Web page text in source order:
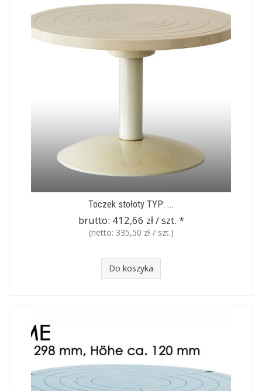
Toczek stołoty TYP: ...
brutto: 412,66 zł / szt. *
(netto: 335,50 zł / szt.)
Do koszyka